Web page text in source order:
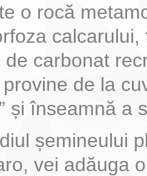
o rocă
calcarului,
carbonat
de la
și înseamnă a
șemineului
vei adăuga